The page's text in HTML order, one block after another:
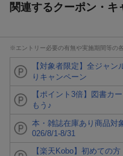
関連するクーポン・キ
※エントリー必要の有無や実施期間等の
【対象者限定】全ジャ
りキャンペーン
【ポイント3倍】図書カ
もう♪
本・雑誌在庫あり商品対
026/8/1-8/31
【楽天Kobo】初めての